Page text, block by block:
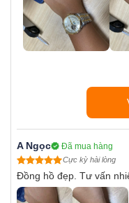
A Ngọc Đã mua hàng
Cực kỳ hài lòng
Đồng hồ đẹp. Tư vấn